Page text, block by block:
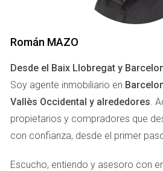
indicativo de fraude. Otro aspecto
de pago. Si te piden realizar un
visto la propiedad o sin un contrato
métodos de pago seguros y evita
cuentas personales.
PASOS A SEGUIR SI
UNA ESTAFA
Román MAZO
Desde el Baix Llobregat y
Soy agente inmobiliario en
Vallès Occidental y alrededores.
propietarios y compradores que
con confianza, desde el primer
Escucho, entiendo y asesoro con